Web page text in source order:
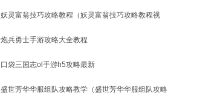
妖灵富翁技巧攻略教程（妖灵富翁技巧攻略教程视
炮兵勇士手游攻略大全教程
口袋三国志ol手游h5攻略最新
盛世芳华华服组队攻略教学（盛世芳华华服组队攻略